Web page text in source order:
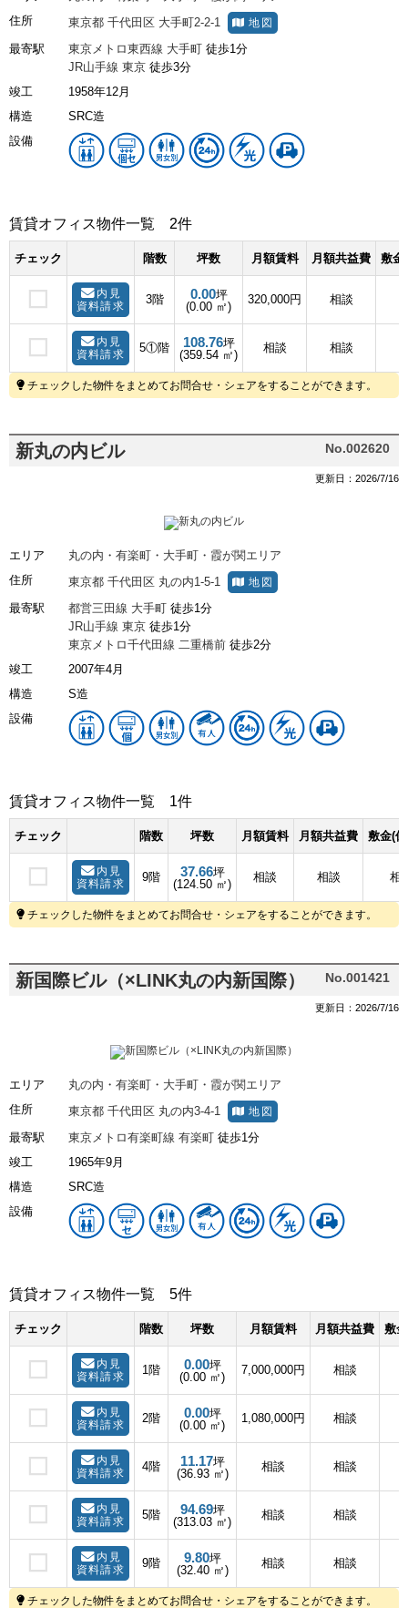
住所
東京都 千代田区 大手町2-2-1 地図
最寄駅 東京メトロ東西線 大手町 徒歩1分
JR山手線 東京 徒歩3分
竣工
1958年12月
構造
SRC造
設備
賃貸オフィス物件一覧 2件
チェック 階数 坪数 月額賃料 月額共益費 敷金
内見
資料請求
3階 0.00坪
(0.00 ㎡)
320,000円 相談
内見
資料請求
5①階 108.76坪
(359.54 ㎡)
相談 相談
チェックした物件をまとめてお問合せ・シェアをすることができます。
新丸の内ビル No.002620
更新日：2026/7/16
エリア
丸の内・有楽町・大手町・霞が関エリア
住所
東京都 千代田区 丸の内1-5-1 地図
最寄駅 都営三田線 大手町 徒歩1分
JR山手線 東京 徒歩1分
東京メトロ千代田線 二重橋前 徒歩2分
竣工
2007年4月
構造
S造
設備
賃貸オフィス物件一覧 1件
チェック 階数 坪数 月額賃料 月額共益費 敷金(
内見
資料請求
9階 37.66坪
(124.50 ㎡)
相談 相談 相
チェックした物件をまとめてお問合せ・シェアをすることができます。
新国際ビル（×LINK丸の内新国際） No.001421
更新日：2026/7/16
エリア
丸の内・有楽町・大手町・霞が関エリア
住所
東京都 千代田区 丸の内3-4-1 地図
最寄駅 東京メトロ有楽町線 有楽町 徒歩1分
竣工
1965年9月
構造
SRC造
設備
賃貸オフィス物件一覧 5件
チェック 階数 坪数 月額賃料 月額共益費 敷
内見
資料請求
1階 0.00坪
(0.00 ㎡)
7,000,000円 相談
内見
資料請求
2階 0.00坪
(0.00 ㎡)
1,080,000円 相談
内見
資料請求
4階 11.17坪
(36.93 ㎡)
相談 相談
内見
資料請求
5階 94.69坪
(313.03 ㎡)
相談 相談
内見
資料請求
9階 9.80坪
(32.40 ㎡)
相談 相談
チェックした物件をまとめてお問合せ・シェアをすることができます。